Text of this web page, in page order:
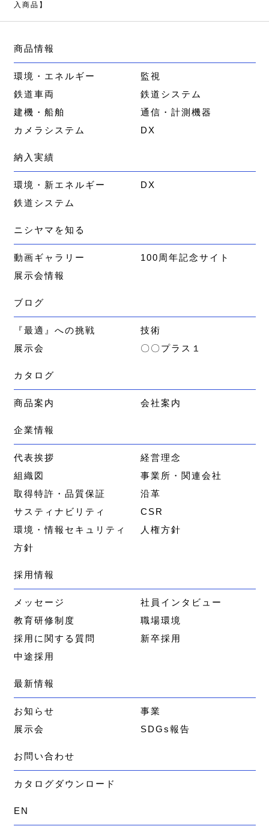
入商品】
商品情報
環境・エネルギー
監視
鉄道車両
鉄道システム
建機・船舶
通信・計測機器
カメラシステム
DX
納入実績
環境・新エネルギー
DX
鉄道システム
ニシヤマを知る
動画ギャラリー
100周年記念サイト
展示会情報
ブログ
『最適』への挑戦
技術
展示会
〇〇プラス１
カタログ
商品案内 会社案内
企業情報
代表挨拶
経営理念
組織図
事業所・関連会社
取得特許・品質保証
沿革
サスティナビリティ
CSR
環境・情報セキュリティ
方針
人権方針
採用情報
メッセージ
社員インタビュー
教育研修制度
職場環境
採用に関する質問
新卒採用
中途採用
最新情報
お知らせ
事業
展示会
SDGs報告
お問い合わせ
カタログダウンロード
EN